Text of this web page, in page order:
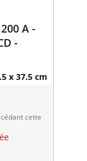
A -
-
x 37.5 cm
cette